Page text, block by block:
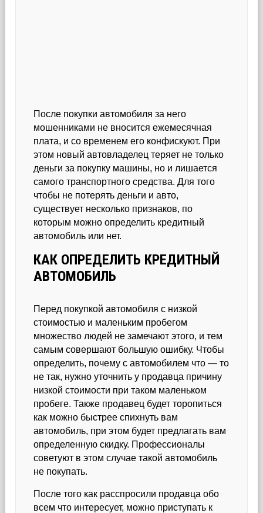
После покупки автомобиля за него
мошенниками не вносится ежемесячная
плата, и со временем его конфискуют. При
этом новый автовладелец теряет не только
деньги за покупку машины, но и лишается
самого транспортного средства. Для того
чтобы не потерять деньги и авто,
существует несколько признаков, по
которым можно определить кредитный
автомобиль или нет.
КАК ОПРЕДЕЛИТЬ КРЕДИТНЫЙ
АВТОМОБИЛЬ
Перед покупкой автомобиля с низкой
стоимостью и маленьким пробегом
множество людей не замечают этого, и тем
самым совершают большую ошибку. Чтобы
определить, почему с автомобилем что — то
не так, нужно уточнить у продавца причину
низкой стоимости при таком маленьком
пробеге. Также продавец будет торопиться
как можно быстрее спихнуть вам
автомобиль, при этом будет предлагать вам
определенную скидку. Профессионалы
советуют в этом случае такой автомобиль
не покупать.
После того как расспросили продавца обо
всем что интересует, можно приступать к